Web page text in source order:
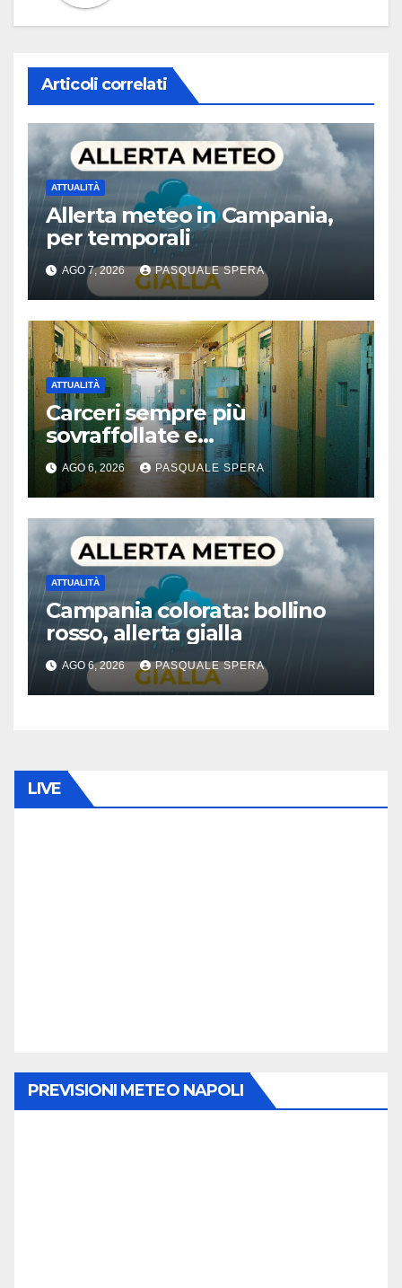
Articoli correlati
ATTUALITÀ
Allerta meteo in Campania,
per temporali
AGO 7, 2026 PASQUALE SPERA
ATTUALITÀ
Carceri sempre più
sovraffollate e
problematiche
AGO 6, 2026 PASQUALE SPERA
ATTUALITÀ
Campania colorata: bollino
rosso, allerta gialla
AGO 6, 2026 PASQUALE SPERA
LIVE
PREVISIONI METEO NAPOLI